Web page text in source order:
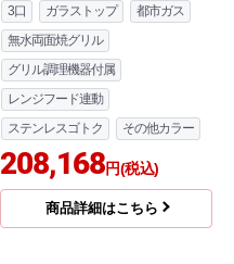
商品コード：
RHS31W39M12RSTW-13A-KJ
DELICIA(デリシア) 3V
乾電池タイプ ビルトイ
ンコンロ RHS31W39M
12RSTW-13A 工事費込
ガラストップ
都市ガス
無水両面焼グリル